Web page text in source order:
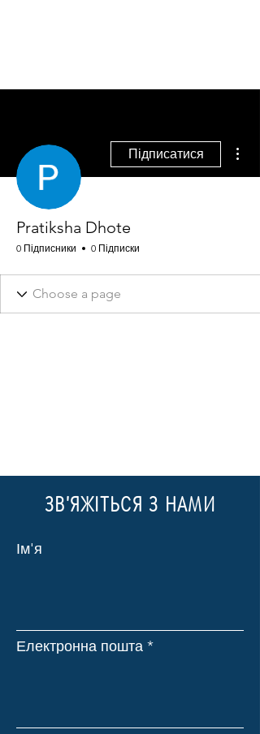
Підписатися
Pratiksha Dhote
0 Підписники 0 Підписки
ЗВ'ЯЖІТЬСЯ З НАМИ
Ім'я
Електронна пошта